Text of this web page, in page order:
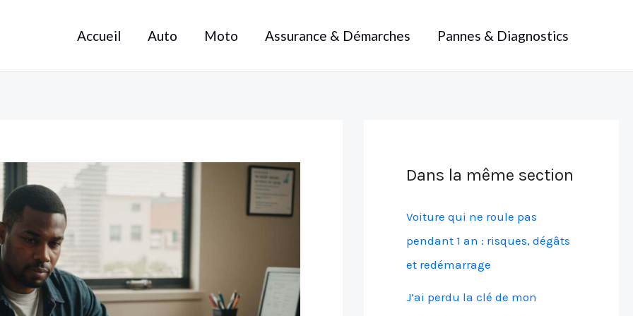
Accueil Auto Moto Assurance & Démarches Pannes & Diagnostics
Dans la même section
Voiture qui ne roule pas
pendant 1 an : risques, dégâts
et redémarrage
J’ai perdu la clé de mon